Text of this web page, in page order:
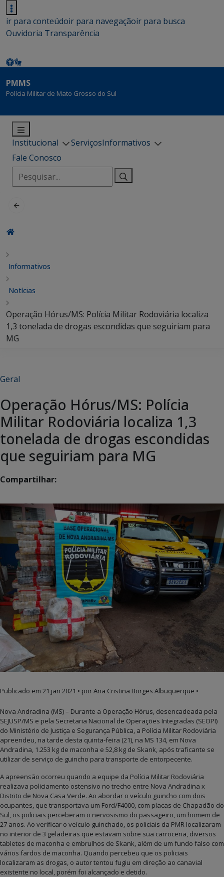
ir para conteúdoir para navegaçãoir para busca
Ouvidoria Transparência
PMMS
Polícia Militar de Mato Grosso do Sul
Institucional ServiçosInformativos
Fale Conosco
Pesquisar
por:
Informativos
Notícias
Operação Hórus/MS: Polícia Militar Rodoviária localiza
1,3 tonelada de drogas escondidas que seguiriam para
MG
Geral
Operação Hórus/MS: Polícia
Militar Rodoviária localiza 1,3
tonelada de drogas escondidas
que seguiriam para MG
Compartilhar:
Publicado em 21 jan 2021 • por Ana Cristina Borges Albuquerque •
Nova Andradina (MS) – Durante a Operação Hórus, desencadeada pela
SEJUSP/MS e pela Secretaria Nacional de Operações Integradas (SEOPI)
do Ministério de Justiça e Segurança Pública, a Polícia Militar Rodoviária
apreendeu, na tarde desta quinta-feira (21), na MS 134, em Nova
Andradina, 1.253 kg de maconha e 52,8 kg de Skank, após traficante se
utilizar de serviço de guincho para transporte de entorpecente.
A apreensão ocorreu quando a equipe da Polícia Militar Rodoviária
realizava policiamento ostensivo no trecho entre Nova Andradina x
Distrito de Nova Casa Verde. Ao abordar o veículo guincho com dois
ocupantes, que transportava um Ford/F4000, com placas de Chapadão do
Sul, os policiais perceberam o nervosismo do passageiro, um homem de
27 anos. Ao verificar o veículo guinchado, os policiais da PMR localizaram
no interior de 3 geladeiras que estavam sobre sua carroceria, diversos
tabletes de maconha e embrulhos de Skank, além de um fundo falso com
vários fardos de maconha. Quando percebeu que os policiais
localizaram as drogas, o autor tentou fugiu em direção ao canavial
existente no local, porém foi alcançado e detido.